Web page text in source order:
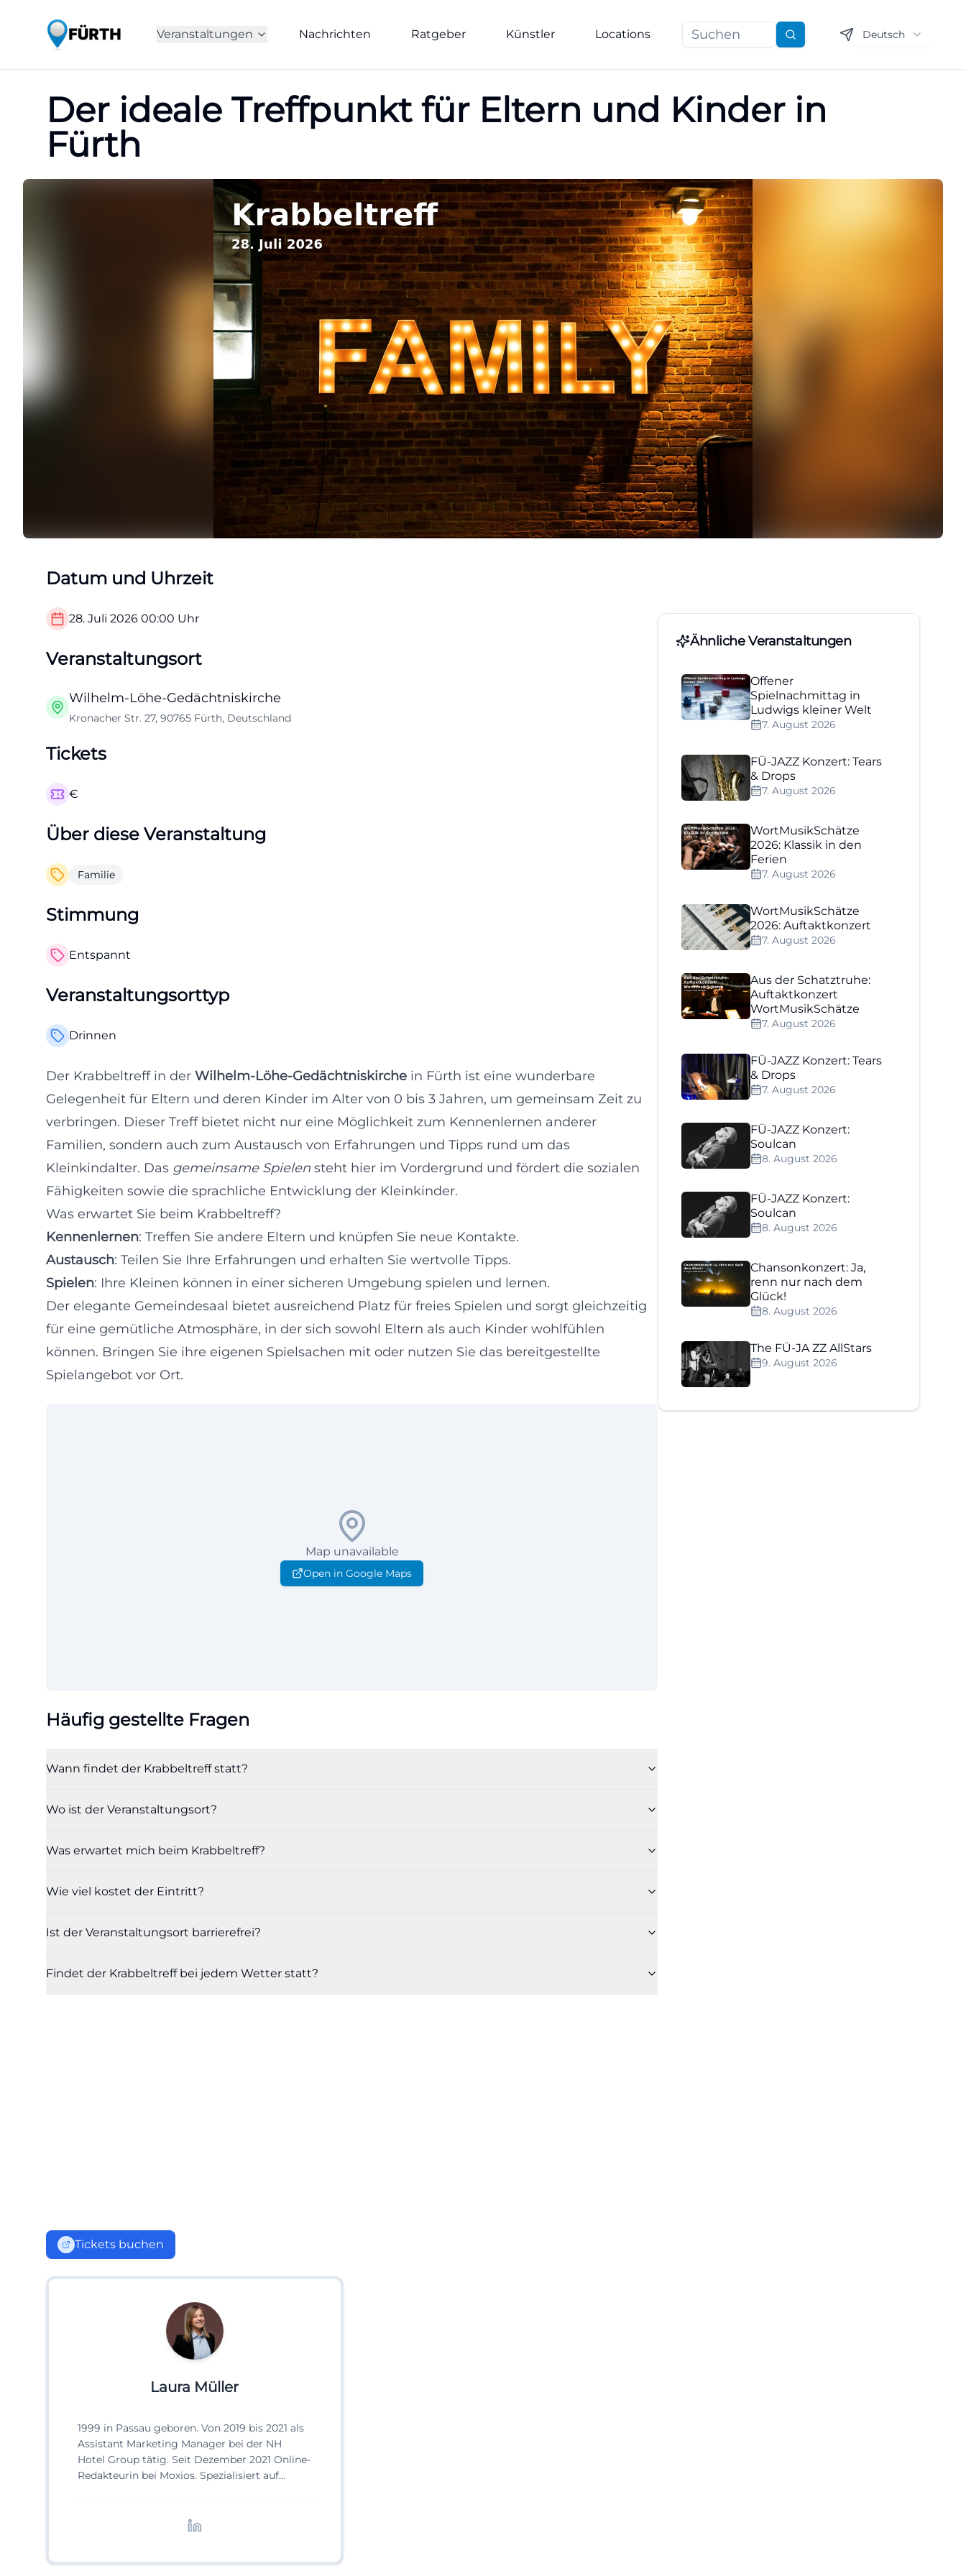
Veranstaltungen Nachrichten Ratgeber Künstler Locations Suchen Deutsch
Der ideale Treffpunkt für Eltern und Kinder in
Fürth
Datum und Uhrzeit
28. Juli 2026 00:00 Uhr
Veranstaltungsort
Wilhelm-Löhe-Gedächtniskirche
Kronacher Str. 27, 90765 Fürth, Deutschland
Tickets
€
Über diese Veranstaltung
Familie
Stimmung
Entspannt
Veranstaltungsorttyp
Drinnen
Der Krabbeltreff in der Wilhelm-Löhe-Gedächtniskirche in Fürth ist eine wunderbare
Gelegenheit für Eltern und deren Kinder im Alter von 0 bis 3 Jahren, um gemeinsam Zeit zu
verbringen. Dieser Treff bietet nicht nur eine Möglichkeit zum Kennenlernen anderer
Familien, sondern auch zum Austausch von Erfahrungen und Tipps rund um das
Kleinkindalter. Das gemeinsame Spielen steht hier im Vordergrund und fördert die sozialen
Fähigkeiten sowie die sprachliche Entwicklung der Kleinkinder.
Was erwartet Sie beim Krabbeltreff?
Kennenlernen: Treffen Sie andere Eltern und knüpfen Sie neue Kontakte.
Austausch: Teilen Sie Ihre Erfahrungen und erhalten Sie wertvolle Tipps.
Spielen: Ihre Kleinen können in einer sicheren Umgebung spielen und lernen.
Der elegante Gemeindesaal bietet ausreichend Platz für freies Spielen und sorgt gleichzeitig
für eine gemütliche Atmosphäre, in der sich sowohl Eltern als auch Kinder wohlfühlen
können. Bringen Sie ihre eigenen Spielsachen mit oder nutzen Sie das bereitgestellte
Spielangebot vor Ort.
Map unavailable
Open in Google Maps
Häufig gestellte Fragen
Wann findet der Krabbeltreff statt?
Wo ist der Veranstaltungsort?
Was erwartet mich beim Krabbeltreff?
Wie viel kostet der Eintritt?
Ist der Veranstaltungsort barrierefrei?
Findet der Krabbeltreff bei jedem Wetter statt?
Tickets buchen
Laura Müller
1999 in Passau geboren. Von 2019 bis 2021 als
Assistant Marketing Manager bei der NH
Hotel Group tätig. Seit Dezember 2021 Online-
Redakteurin bei Moxios. Spezialisiert auf
Ähnliche Veranstaltungen
Offener
Spielnachmittag in
Ludwigs kleiner Welt
7. August 2026
FÜ-JAZZ Konzert: Tears
& Drops
7. August 2026
WortMusikSchätze
2026: Klassik in den
Ferien
7. August 2026
WortMusikSchätze
2026: Auftaktkonzert
7. August 2026
Aus der Schatztruhe:
Auftaktkonzert
WortMusikSchätze
7. August 2026
FÜ-JAZZ Konzert: Tears
& Drops
7. August 2026
FÜ-JAZZ Konzert:
Soulcan
8. August 2026
FÜ-JAZZ Konzert:
Soulcan
8. August 2026
Chansonkonzert: Ja,
renn nur nach dem
Glück!
8. August 2026
The FÜ-JA ZZ AllStars
9. August 2026